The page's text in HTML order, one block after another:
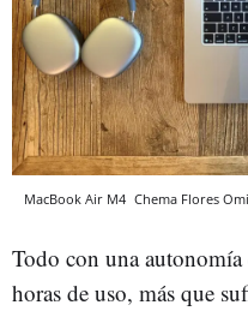
MacBook Air M4 Chema Flores
Todo con una autonomía
horas de uso, más que